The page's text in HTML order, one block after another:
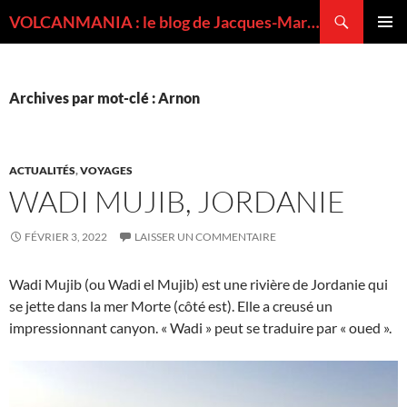
VOLCANMANIA : le blog de Jacques-Marie BARDINTZEFF, volcanologue
Archives par mot-clé : Arnon
ACTUALITÉS,VOYAGES
WADI MUJIB, JORDANIE
FÉVRIER 3, 2022 LAISSER UN COMMENTAIRE
Wadi Mujib (ou Wadi el Mujib) est une rivière de Jordanie qui
se jette dans la mer Morte (côté est). Elle a creusé un
impressionnant canyon. « Wadi » peut se traduire par « oued ».